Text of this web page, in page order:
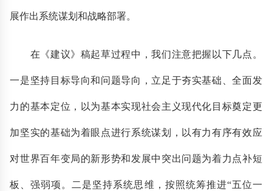
展作出系统谋划和战略部署。
在《建议》稿起草过程中，我们注意把握以下几点。
一是坚持目标导向和问题导向，立足于夯实基础、全面发
力的基本定位，以为基本实现社会主义现代化目标奠定更
加坚实的基础为着眼点进行系统谋划，以有力有序有效应
对世界百年变局的新形势和发展中突出问题为着力点补短
板、强弱项。二是坚持系统思维，按照统筹推进“五位一